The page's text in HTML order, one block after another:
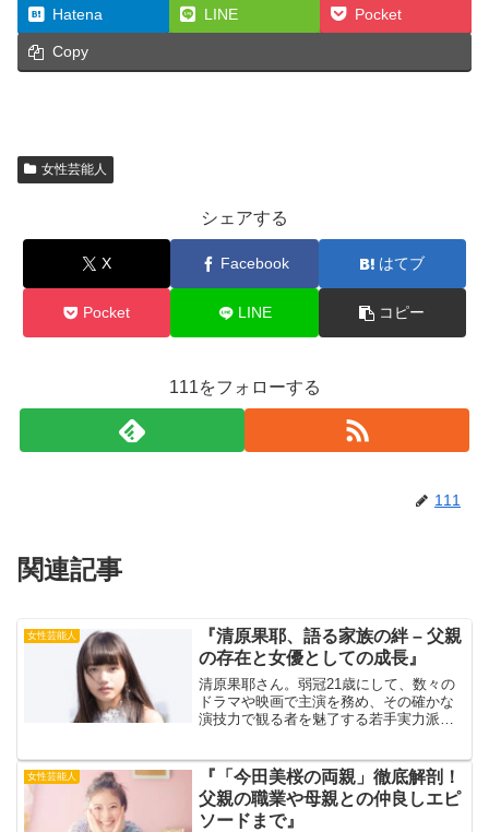
Hatena LINE Pocket
Copy
女性芸能人
シェアする
X Facebook はてブ
Pocket LINE コピー
111をフォローする
111
関連記事
女性芸能人
『清原果耶、語る家族の絆 – 父親
の存在と女優としての成長』
清原果耶さん。弱冠21歳にして、数々の
ドラマや映画で主演を務め、その確かな
演技力で観る者を魅了する若手実力派女
かい家族の存在でした。出典元：ひとシ
ネマ-毎日新聞今回は家...
女性芸能人
『「今田美桜の両親」徹底解剖！
父親の職業や母親との仲良しエピ
ソードまで』